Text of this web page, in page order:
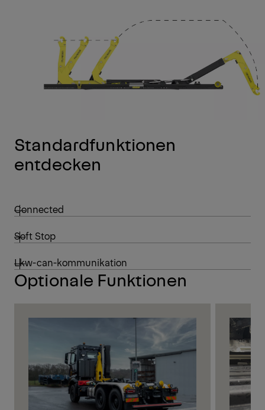
Standardfunktionen
entdecken
Connected
Soft Stop
Lkw-can-kommunikation
Optionale Funktionen